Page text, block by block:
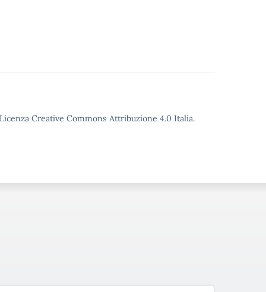
Creative Commons Attribuzione 4.0 Italia.